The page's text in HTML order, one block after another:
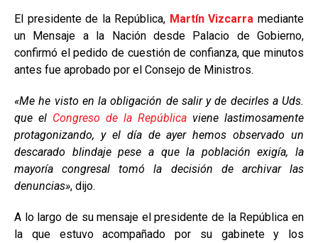
El presidente de la República, Martín Vizcarra mediante
un Mensaje a la Nación desde Palacio de Gobierno,
confirmó el pedido de cuestión de confianza, que minutos
antes fue aprobado por el Consejo de Ministros.
«Me he visto en la obligación de salir y de decirles a Uds.
que el Congreso de la República viene lastimosamente
protagonizando, y el día de ayer hemos observado un
descarado blindaje pese a que la población exigía, la
mayoría congresal tomó la decisión de archivar las
denuncias», dijo.
A lo largo de su mensaje el presidente de la República en
la que estuvo acompañado por su gabinete y los